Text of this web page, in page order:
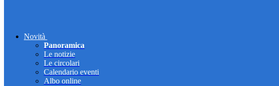
Novità
Panoramica
Le notizie
Le circolari
Calendario eventi
Albo online